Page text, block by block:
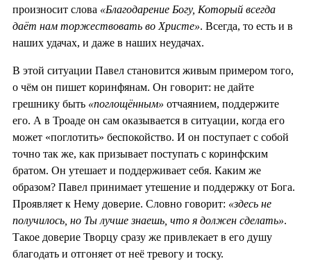
произносит слова «Благодарение Богу, Который всегда
даёт нам торжествовать во Христе». Всегда, то есть и в
наших удачах, и даже в наших неудачах.
В этой ситуации Павел становится живым примером того,
о чём он пишет коринфянам. Он говорит: не дайте
грешнику быть «поглощённым» отчаянием, поддержите
его. А в Троаде он сам оказывается в ситуации, когда его
может «поглотить» беспокойство. И он поступает с собой
точно так же, как призывает поступать с коринфским
братом. Он утешает и поддерживает себя. Каким же
образом? Павел принимает утешение и поддержку от Бога.
Проявляет к Нему доверие. Словно говорит: «здесь не
получилось, но Ты лучше знаешь, что я должен сделать».
Такое доверие Творцу сразу же привлекает в его душу
благодать и отгоняет от неё тревогу и тоску.